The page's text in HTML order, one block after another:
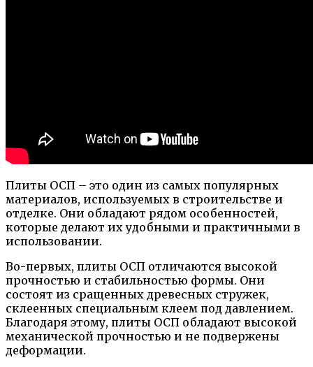
Плиты ОСП – это один из самых популярных
материалов, используемых в строительстве и
отделке. Они обладают рядом особенностей,
которые делают их удобными и практичными в
использовании.
Во-первых, плиты ОСП отличаются высокой
прочностью и стабильностью формы. Они
состоят из сращенных древесных стружек,
склеенных специальным клеем под давлением.
Благодаря этому, плиты ОСП обладают высокой
механической прочностью и не подвержены
деформации.